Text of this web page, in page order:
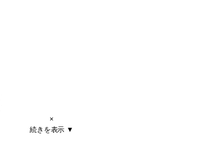
×
続きを表示 ▼